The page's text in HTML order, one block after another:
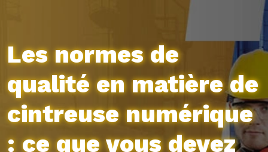
Les normes de
qualité en matière de
cintreuse numérique
: ce que vous devez